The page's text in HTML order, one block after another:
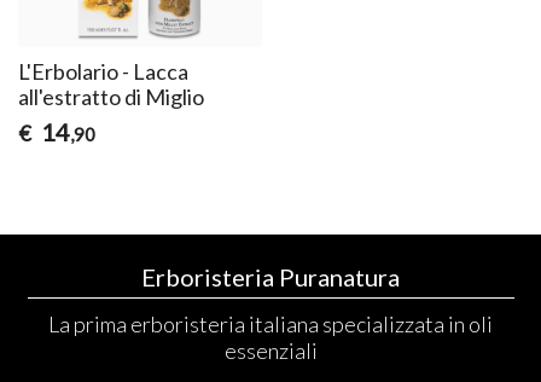
L'Erbolario - Lacca
all'estratto di Miglio
€ 14,90
Erboristeria Puranatura
La prima erboristeria italiana specializzata in oli
essenziali